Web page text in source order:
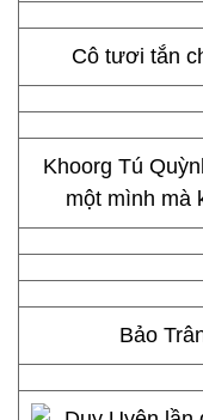
Cô tươi tắn
một mình mà